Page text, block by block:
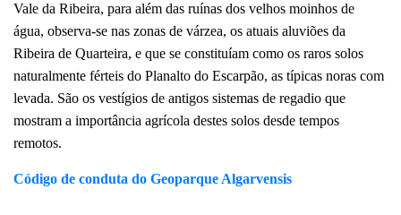
Vale da Ribeira, para além das ruínas dos velhos moinhos de
água, observa-se nas zonas de várzea, os atuais aluviões da
Ribeira de Quarteira, e que se constituíam como os raros solos
naturalmente férteis do Planalto do Escarpão, as típicas noras com
levada. São os vestígios de antigos sistemas de regadio que
mostram a importância agrícola destes solos desde tempos
remotos.
Código de conduta do Geoparque Algarvensis